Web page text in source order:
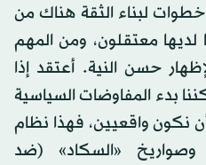
لبناء الثقة هناك من
لديها معتقلون، ومن المهم
حسن النية. أعتقد إذا
بدء المفاوضات السياسية
نكون واقعيين، فهذا نظام
وصواريخ «السكاد» (ضد